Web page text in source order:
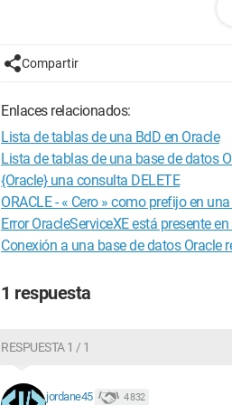
Fecha de Llegada) pero no quiero que
Select A, C, D
From TEST
ORDER BY B
Obtengo el siguiente mensaje de error:
ORA-01791: esta expresión no ha sido
01791. 00000 - "not a SELECTed
Acción:
Por supuesto, no deseo hacer una
'order by' me fastidia un poco)
Compartir
Enlaces relacionados:
Lista de tablas de una BdD en Oracle
Lista de tablas de una base de datos
{Oracle} una consulta DELETE
ORACLE - « Cero » como prefijo en
Error OracleServiceXE está presente
Conexión a una base de datos Oracle
1 respuesta
RESPUESTA 1 / 1
jordane45 4 832